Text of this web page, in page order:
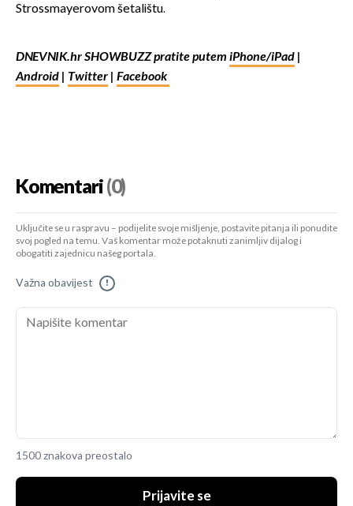
Strossmayerovom šetalištu.
DNEVNIK.hr SHOWBUZZ pratite putem iPhone/iPad |
Android | Twitter | Facebook
Komentari(0)
Uključite se u raspravu – podijelite svoje mišljenje, postavite pitanja ili ponudite
svoj pogled na temu. Vaš komentar može potaknuti zanimljiv dijalog i
obogatiti zajednicu našeg portala.
Važna obavijest !
1500 znakova preostalo
Prijavite se